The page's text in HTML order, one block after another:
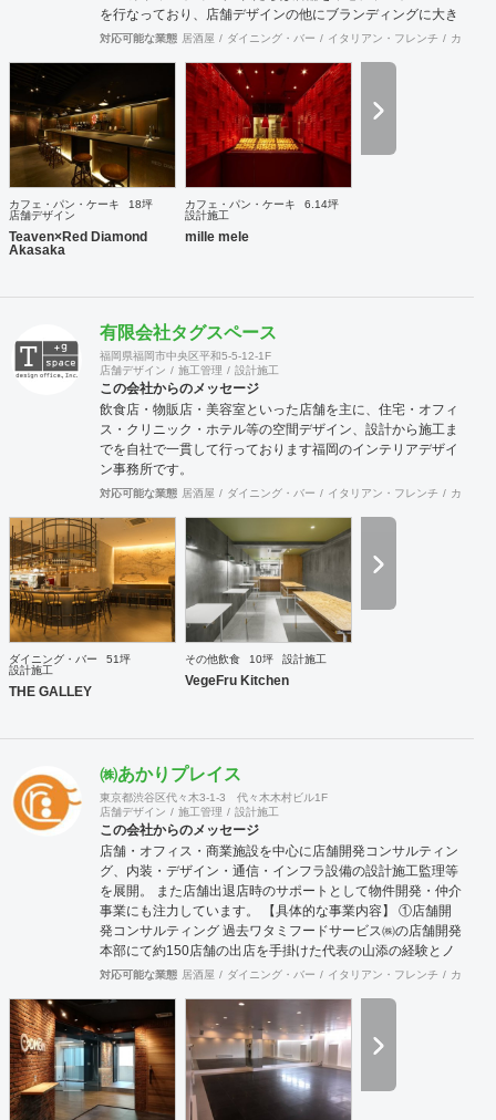
を行なっており、店舗デザインの他にブランディングに大き
く力を入れております。ブランディングに時間をかけ、経営
り、社員さんはもちろんのこと、全スタッフまで理念を浸透
させることが重要だと考えます。ブランドの世界感を表現で
きるようブランディングからご一緒させて頂くことで、理念
と一貫性のあるインテリアデザインが表現できると考えてお
ります。さらに、店舗のプレスリリースの作成・発送や、
SNS管理など、メディア面でのサポートも行っております。
ます。弊社では、店舗を作って終わりではなく、その後も地
域や環境と気持ち良く共存していける店舗を創造することが
対応可能な業態 居酒屋 ダイニング・バー イタリアン・フレンチ カフェ
カフェ・パン・ケーキ
18坪
店舗デザイン
Teaven×Red Diamond
Akasaka
カフェ・パン・ケーキ
6.14坪
設計施工
mille mele
有限会社タグスペース
福岡県福岡市中央区平和5-5-12-1F
店舗デザイン
施工管理 設計施工
この会社からのメッセージ
飲食店・物販店・美容室といった店舗を主に、住宅・オフィ
ス・クリニック・ホテル等の空間デザイン、設計から施工ま
でを自社で一貫して行っております福岡のインテリアデザイ
ン事務所です。
対応可能な業態 居酒屋 ダイニング・バー イタリアン・フレンチ カフェ
ダイニング・バー
51坪
設計施工
THE GALLEY
その他飲食 10坪 設計施工
VegeFru Kitchen
㈱あかりプレイス
東京都渋谷区代々木3-1-3 代々木木村ビル1F
店舗デザイン
施工管理 設計施工
この会社からのメッセージ
店舗・オフィス・商業施設を中心に店舗開発コンサルティン
グ、内装・デザイン・通信・インフラ設備の設計施工監理等
を展開。 また店舗出退店時のサポートとして物件開発・仲介
事業にも注力しています。 【具体的な事業内容】 ①店舗開
発コンサルティング 過去ワタミフードサービス㈱の店舗開発
本部にて約150店舗の出店を手掛けた代表の山添の経験とノ
ウハウが凝縮した事業。 物件開発だけではなく、店舗の出店
に関わる全ての業務をトータル的にサポート致します。 ②内
装工事・施工監理 会社設立から36年目という豊富な経験実
績により、高い技術を持った職人と経験豊富な現場監理によ
り、店舗デザイン設計から施工監理までを一括してワンスト
ップでご提供いたします。 ③不動産仲介（店舗・オフィス仲
介、サブリース） 多くの出退店に携わってきたネットワーク
対応可能な業態 居酒屋 ダイニング・バー イタリアン・フレンチ カフェ